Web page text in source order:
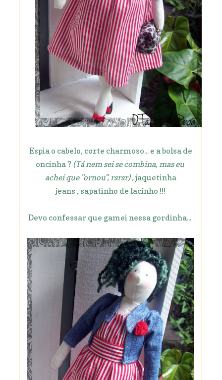
Espia o cabelo, corte charmoso... e a bolsa de
oncinha ? (Tá nem sei se combina, mas eu
achei que "ornou", rsrsr) ,jaquetinha
jeans , sapatinho de lacinho !!!
Devo confessar que gamei nessa gordinha...